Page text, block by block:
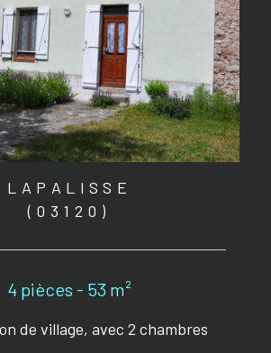
LAPALISSE
(03120)
4 pièces - 53 m²
de village, avec 2 chambres